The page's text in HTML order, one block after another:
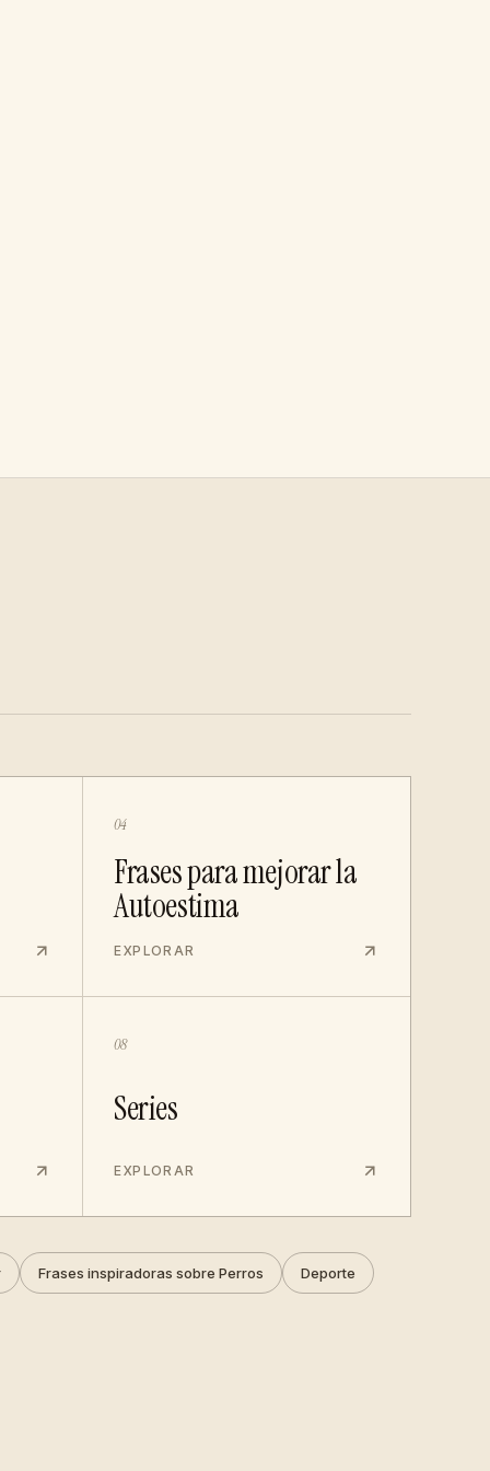
04
Frases para mejorar la
Autoestima
EXPLORAR
08
Series
EXPLORAR
Frases inspiradoras sobre Perros Deporte